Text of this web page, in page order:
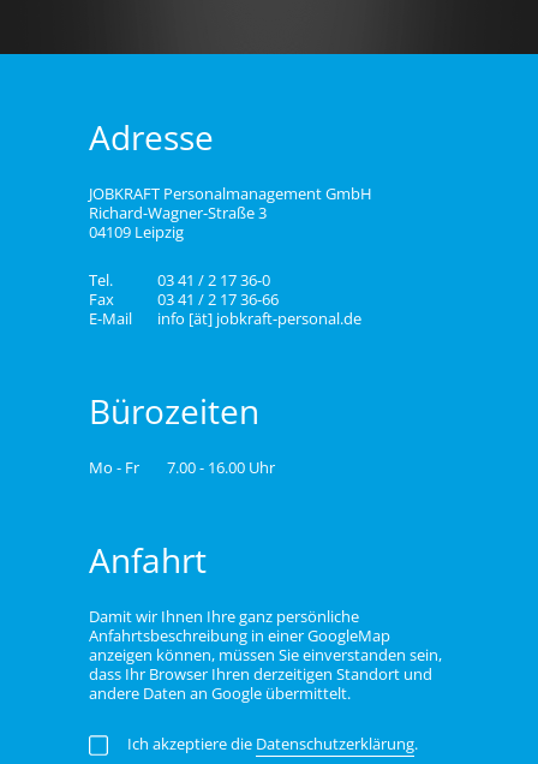
Adresse
JOBKRAFT Personalmanagement GmbH
Richard-Wagner-Straße 3
04109 Leipzig
Tel.
03 41 / 2 17 36-0
Fax
03 41 / 2 17 36-66
E-Mail
info [ät] jobkraft-personal.de
Bürozeiten
Mo - Fr 7.00 - 16.00 Uhr
Anfahrt
Damit wir Ihnen Ihre ganz persönliche
Anfahrtsbeschreibung in einer GoogleMap
anzeigen können, müssen Sie einverstanden sein,
dass Ihr Browser Ihren derzeitigen Standort und
andere Daten an Google übermittelt.
Ich akzeptiere die Datenschutzerklärung.